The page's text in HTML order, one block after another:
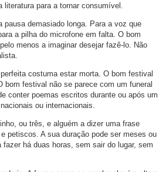
para a tornar consumível.
demasiado longa. Para a voz que
a pilha do microfone em falta. O bom
menos a imaginar desejar fazê-lo. Não
costuma estar morta. O bom festival
bom festival não se parece com um funeral
conter poemas escritos durante ou após um
ou internacionais.
ou três, e alguém a dizer uma frase
petiscos. A sua duração pode ser meses ou
há duas horas, sem sair do lugar, sem